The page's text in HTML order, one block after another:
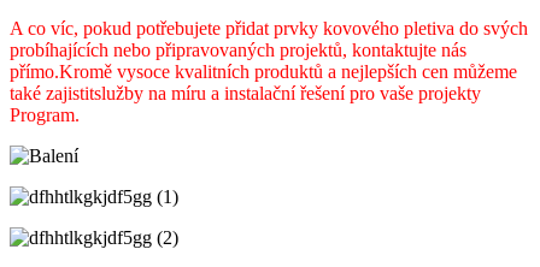
A co víc, pokud potřebujete přidat prvky kovového pletiva do svých
probíhajících nebo připravovaných projektů, kontaktujte nás
přímo.Kromě vysoce kvalitních produktů a nejlepších cen můžeme
také zajistitslužby na míru a instalační řešení pro vaše projekty
Program.